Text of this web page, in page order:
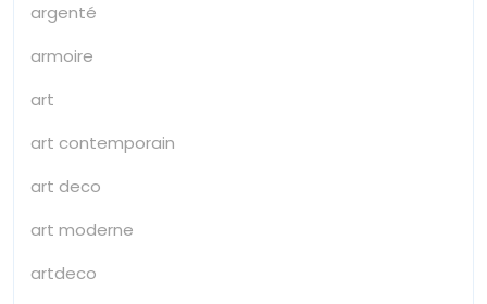
argenté
armoire
art
art contemporain
art deco
art moderne
artdeco